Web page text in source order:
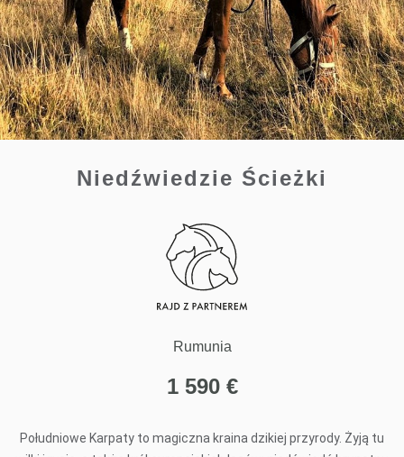
Niedźwiedzie Ścieżki
Rumunia
1 590 €
Południowe Karpaty to magiczna kraina dzikiej przyrody. Żyją tu